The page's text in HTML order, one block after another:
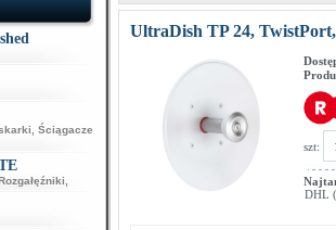
Ściągacze
UltraDish TP 24,
szt:
DHL